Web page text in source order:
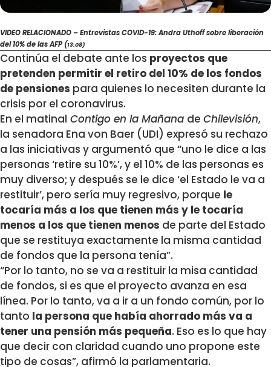
VIDEO RELACIONADO – Entrevistas COVID-19: Andra Uthoff sobre liberación
del 10% de las AFP (13:08)
Continúa el debate ante los proyectos que
pretenden permitir el retiro del 10% de los fondos
de pensiones para quienes lo necesiten durante la
crisis por el coronavirus.
En el matinal Contigo en la Mañana de Chilevisión,
la senadora Ena von Baer (UDI) expresó su rechazo
a las iniciativas y argumentó que “uno le dice a las
personas ‘retire su 10%’, y el 10% de las personas es
muy diverso; y después se le dice ‘el Estado le va a
restituir’, pero sería muy regresivo, porque le
tocaría más a los que tienen más y le tocaría
menos a los que tienen menos de parte del Estado
que se restituya exactamente la misma cantidad
de fondos que la persona tenía”.
“Por lo tanto, no se va a restituir la misa cantidad
de fondos, si es que el proyecto avanza en esa
línea. Por lo tanto, va a ir a un fondo común, por lo
tanto la persona que había ahorrado más va a
tener una pensión más pequeña. Eso es lo que hay
que decir con claridad cuando uno propone este
tipo de cosas”, afirmó la parlamentaria.